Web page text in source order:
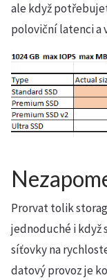
ale když
poloviční latenci a
Prorvat tolik
jednoduché i když
síťovky na
datový provoz je